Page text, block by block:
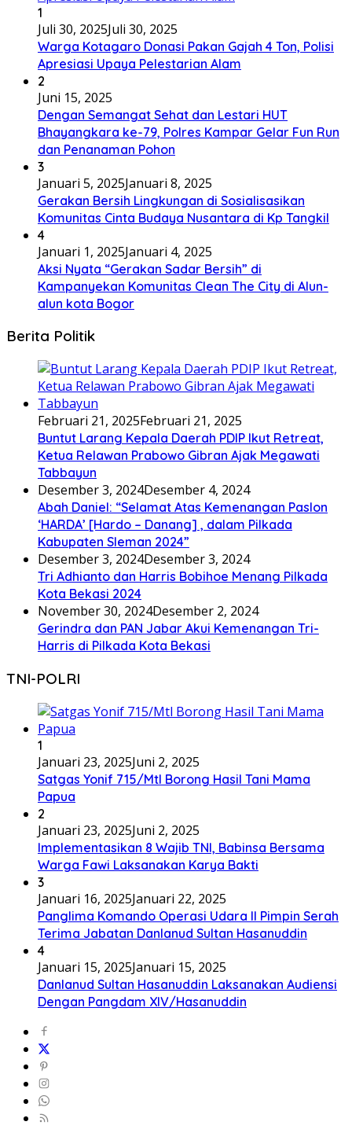
1
Juli 30, 2025Juli 30, 2025
Warga Kotagaro Donasi Pakan Gajah 4 Ton, Polisi
Apresiasi Upaya Pelestarian Alam
2
Juni 15, 2025
Dengan Semangat Sehat dan Lestari HUT
Bhayangkara ke-79, Polres Kampar Gelar Fun Run
dan Penanaman Pohon
3
Januari 5, 2025Januari 8, 2025
Gerakan Bersih Lingkungan di Sosialisasikan
Komunitas Cinta Budaya Nusantara di Kp Tangkil
4
Januari 1, 2025Januari 4, 2025
Aksi Nyata “Gerakan Sadar Bersih” di
Kampanyekan Komunitas Clean The City di Alun-
alun kota Bogor
Berita Politik
Februari 21, 2025Februari 21, 2025
Buntut Larang Kepala Daerah PDIP Ikut Retreat,
Ketua Relawan Prabowo Gibran Ajak Megawati
Tabbayun
Desember 3, 2024Desember 4, 2024
Abah Daniel: “Selamat Atas Kemenangan Paslon
‘HARDA’ [Hardo – Danang] , dalam Pilkada
Kabupaten Sleman 2024”
Desember 3, 2024Desember 3, 2024
Tri Adhianto dan Harris Bobihoe Menang Pilkada
Kota Bekasi 2024
November 30, 2024Desember 2, 2024
Gerindra dan PAN Jabar Akui Kemenangan Tri-
Harris di Pilkada Kota Bekasi
TNI-POLRI
1
Januari 23, 2025Juni 2, 2025
Satgas Yonif 715/Mtl Borong Hasil Tani Mama
Papua
2
Januari 23, 2025Juni 2, 2025
Implementasikan 8 Wajib TNI, Babinsa Bersama
Warga Fawi Laksanakan Karya Bakti
3
Januari 16, 2025Januari 22, 2025
Panglima Komando Operasi Udara II Pimpin Serah
Terima Jabatan Danlanud Sultan Hasanuddin
4
Januari 15, 2025Januari 15, 2025
Danlanud Sultan Hasanuddin Laksanakan Audiensi
Dengan Pangdam XIV/Hasanuddin